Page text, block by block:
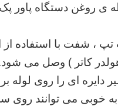
روغن دستگاه پاور
، شفت با استفاده از
کاتر ) وصل می
ای را روی لوله
خوبی می توانند روی